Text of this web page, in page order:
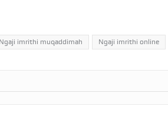
Ngaji imrithi muqaddimah Ngaji imrithi online